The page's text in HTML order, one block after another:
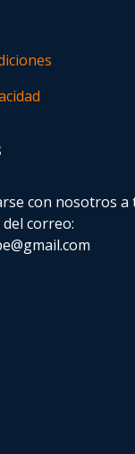
con nosotros
correo: